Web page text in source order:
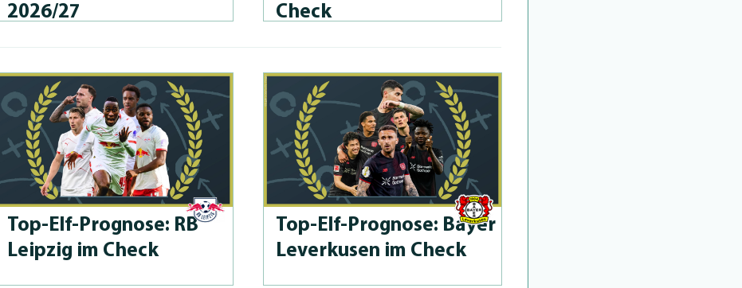
2026/27
Check
Top-Elf-Prog­no­se: RB
Leipzig im Check
Top-Elf-Prog­no­se: Bayer
Leverkusen im Check